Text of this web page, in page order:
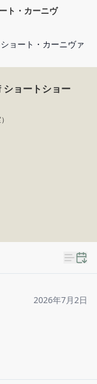
ト・カーニヴ
ョート・カーニヴァ
ショートショー
2026年7月2日